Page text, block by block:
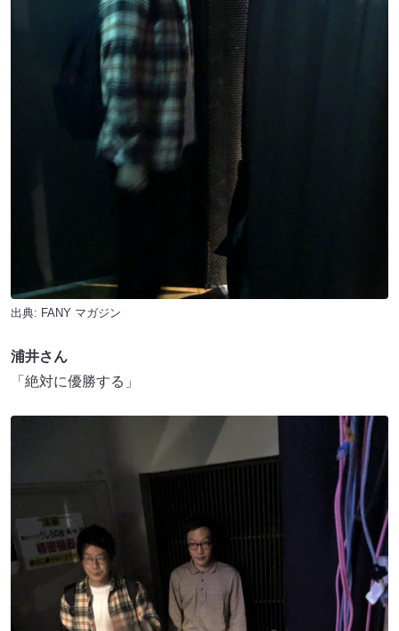
出典: FANY マガジン
浦井さん
「絶対に優勝する」